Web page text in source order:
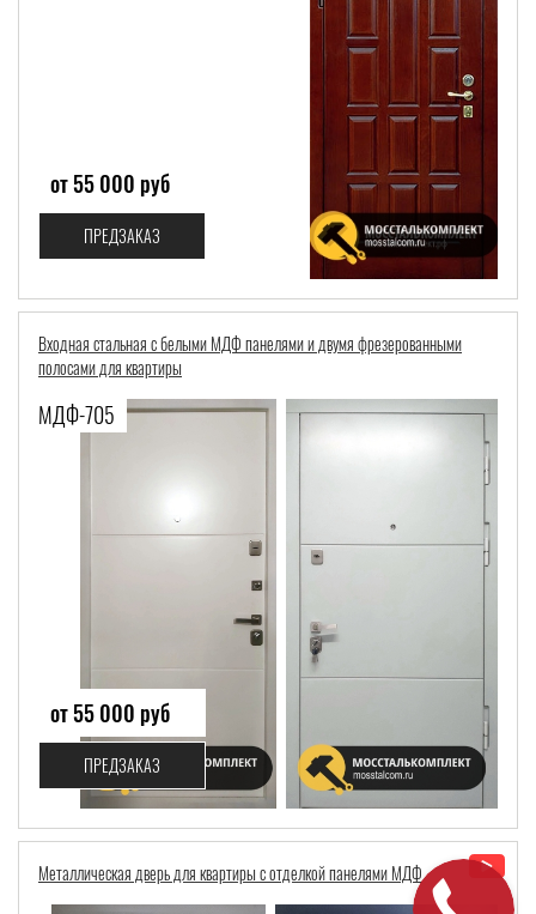
от 55 000 руб
ПРЕДЗАКАЗ
Входная стальная с белыми МДФ панелями и двумя фрезерованными
полосами для квартиры
МДФ-705
от 55 000 руб
ПРЕДЗАКАЗ
Металлическая дверь для квартиры с отделкой панелями МДФ